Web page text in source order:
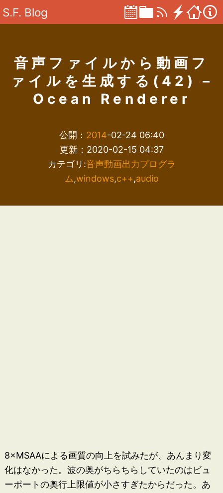
S.F. Blog
音声ファイルから動画フ
ァイルを生成する(42) –
Ocean Renderer
公開： 2014-02-24 06:40
更新：2020-02-15 04:37
カテゴリ:音声動画出力プログラ
ム,windows,c++,audio
8×MSAAによる画質の向上を試みたが、あんまり変
化はなかった。波の奥がちらちらしていたのはビュ
ーポートの奥行上限値が小さすぎたからだった。あ